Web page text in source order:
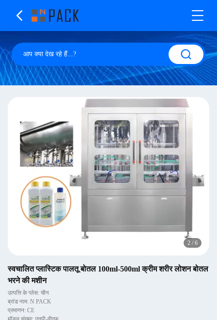
2 / 6
स्वचालित प्लास्टिक पालतू बोतल 100ml-500ml क्रीम शरीर लोशन बोतल
भरने की मशीन
उत्पत्ति के प्लेस: चीन
ब्रांड नाम: N PACK
प्रमाणन: CE